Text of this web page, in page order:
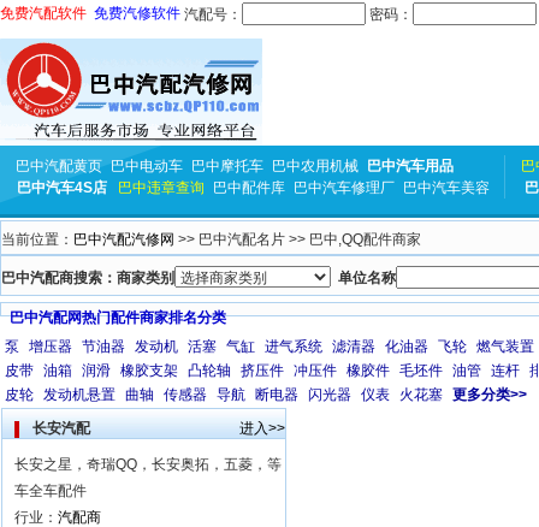
免费汽配软件 免费汽修软件 汽配号： 密码：
巴中汽配黄页 巴中电动车 巴中摩托车 巴中农用机械
巴中汽车用品
巴中汽车4S店
巴中违章查询 巴中配件库 巴中汽车修理厂 巴中汽车美容
当前位置： 巴中汽配汽修网 >> 巴中汽配名片 >> 巴中,QQ配件商家
巴中汽配商搜索：商家类别 单位名称
巴中汽配网热门配件商家排名分类
泵
增压器 节油器 发动机 活塞 气缸 进气系统 滤清器 化油器 飞轮 燃气装置
皮带 油箱 润滑 橡胶支架 凸轮轴 挤压件 冲压件 橡胶件 毛坯件 油管 连杆
皮轮 发动机悬置 曲轴 传感器 导航 断电器 闪光器 仪表 火花塞 更多分类>>
长安汽配
进入>>
长安之星，奇瑞QQ，长安奥拓，五菱，等
车全车配件
行业： 汽配商